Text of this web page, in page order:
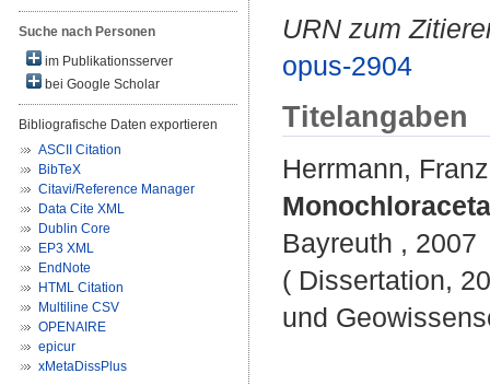
Suche nach Personen
im Publikationsserver
bei Google Scholar
Bibliografische Daten exportieren
ASCII Citation
BibTeX
Citavi/Reference Manager
Data Cite XML
Dublin Core
EP3 XML
EndNote
HTML Citation
Multiline CSV
OPENAIRE
epicur
xMetaDissPlus
URN zum
opus-2904
Titelangaben
Herrmann,
Bayreuth , 2007
( Dissertation,
und